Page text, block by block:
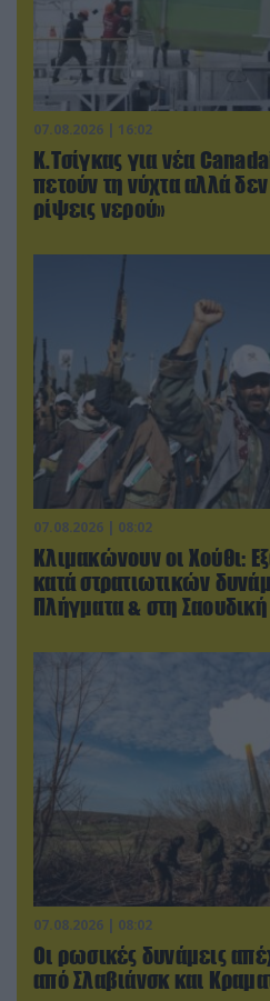
07.08.2026 | 16:02
Κ.Τσίγκας για νέα
πετούν τη νύχτα αλλά
ρίψεις νερού»
07.08.2026 | 08:02
Κλιμακώνουν οι Χούθι:
κατά στρατιωτικών
Πλήγματα & στη
07.08.2026 | 08:02
Οι ρωσικές δυνάμεις
από Σλαβιάνσκ και